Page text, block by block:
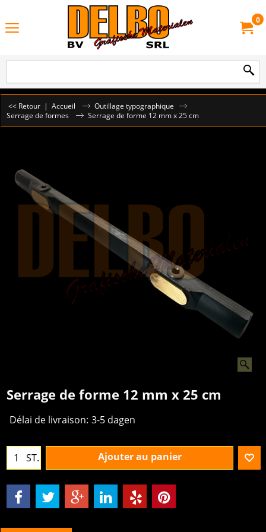
0
<< Retour | Accueil
Outillage typographique
Serrage de formes
Serrage de forme 12 mm x 25 cm
Serrage de forme 12 mm x 25 cm
Délai de livraison: 3-5 dagen
ST. Ajouter au panier